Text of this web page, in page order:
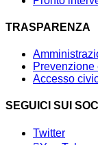
TRASPARENZA
Accesso
SEGUICI SUI
Twitter